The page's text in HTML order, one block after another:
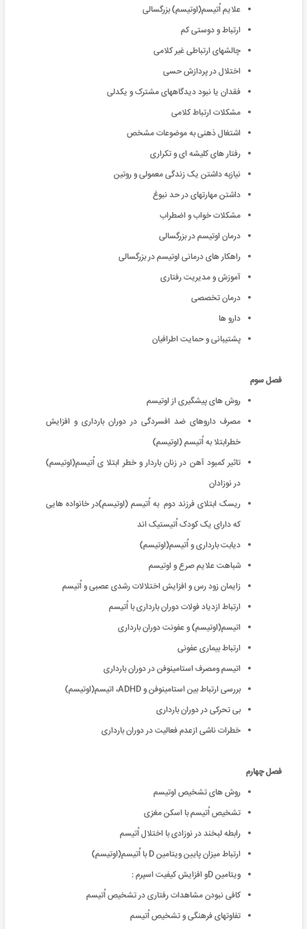
علایم اُتیسم(اوتیسم) بزرگسالی
ارتباط و دوستی کم
چالشهای ارتباطی غیر کلامی
اختلال در پردازش حسی
فقدان یا نبود دیدگاههای مشترک و یکدلی
مشکلات ارتباط کلامی
اشتغال ذهنی به موضوعات مشخص
رفتار های کلیشه ای و تکراری
نیازبه داشتن یک زندگی معمولی و روتین
داشتن مهارتهای در حد نبوغ
مشکلات خواب و اضطراب
درمان اوتیسم در بزرگسالی
راهکار های درمانی اوتیسم در بزرگسالی
آموزش و مدیریت رفتاری
درمان تخصصی
دارو ها
پشتیبانی و حمایت اطرافیان
فصل سوم
روش های پیشگیری از اوتیسم
مصرف داروهای ضد افسردگی در دوران بارداری و افزایش
خطرابتلا به اُتیسم (اوتیسم)
تاثیر کمبود آهن در زنان باردار و خطر ابتلا ی اُتیسم(اوتیسم)
در نوزادان
ریسک ابتلای فرزند دوم به اُتیسم (اوتیسم)در خانواده هایی
که دارای یک کودک اُتیستیک اند
دیابت بارداری و اُتیسم(اوتیسم)
شباهت علایم صرع و اوتیسم
زایمان زود رس و افزایش اختلالات رشدی عصبی و اُتیسم
ارتباط ازدیاد فولات دوران بارداری با اُتیسم
اتیسم(اوتیسم) و عفونت دوران بارداری
ارتباط بیماری عفونی
اتیسم ومصرف استامینوفن در دوران بارداری
بررسی ارتباط بین استامینوفن و ADHD، اتیسم(اوتیسم)
بی تحرکی در دوران بارداری
خطرات ناشی ازعدم فعالیت در دوران بارداری
فصل چهارم
روش های تشخیص اوتیسم
تشخیص اُتیسم با اسکن مغزی
رابطه لبخند در نوزادی با اختلال اُتیسم
ارتباط میزان پایین ویتامین D با اُتیسم(اوتیسم)
ویتامین Dو افزایش کیفیت اسپرم :
کافی نبودن مشاهدات رفتاری در تشخیص اُتیسم
تفاوتهای فرهنگی و تشخیص اُتیسم